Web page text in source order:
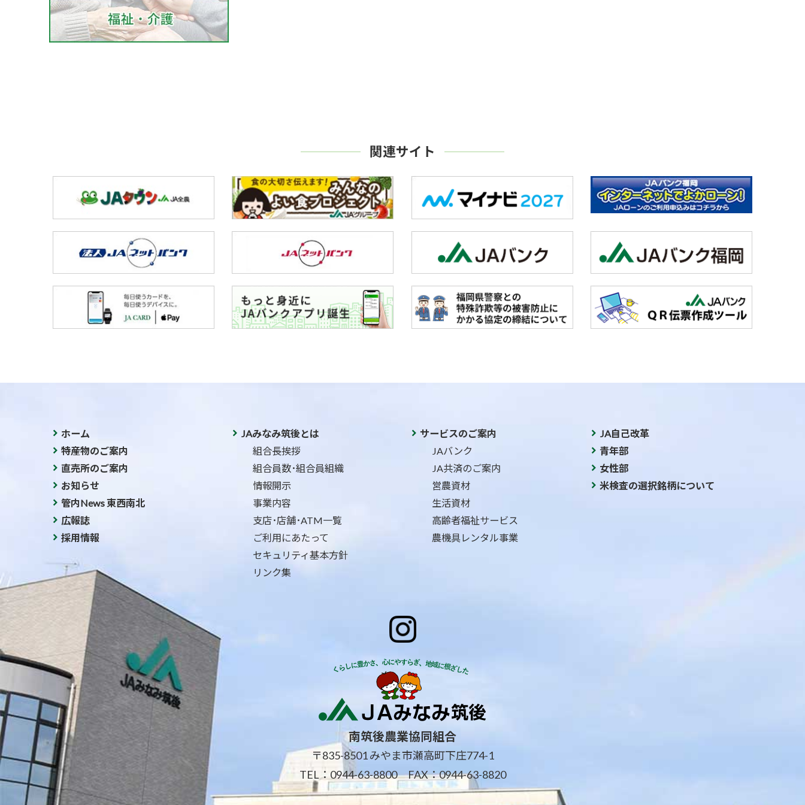
関連サイト
ホーム
特産物のご案内
直売所のご案内
お知らせ
管内News 東西南北
広報誌
採用情報
JAみなみ筑後とは
組合長挨拶
組合員数･組合員組織
情報開示
事業内容
支店･店舗･ATM一覧
ご利用にあたって
セキュリティ基本方針
リンク集
サービスのご案内
JAバンク
JA共済のご案内
営農資材
生活資材
高齢者福祉サービス
農機具レンタル事業
JA自己改革
青年部
女性部
米検査の選択銘柄について
南筑後農業協同組合
〒835-8501 みやま市瀬高町下庄774-1
TEL： 0944-63-8800 FAX：0944-63-8820